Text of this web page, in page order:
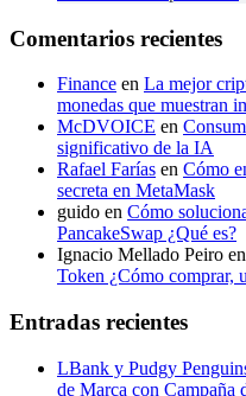
Comentarios recientes
Finance en La mejor
monedas que muestran
McDVOICE en
significativo de la IA
Rafael Farías en Cómo
secreta en MetaMask
guido en Cómo
PancakeSwap ¿Qué es?
Ignacio Mellado Peiro en
Token ¿Cómo comprar,
Entradas recientes
LBank y Pudgy
de Marca con Campaña